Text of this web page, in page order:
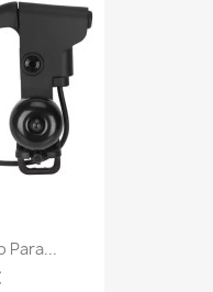
Para...